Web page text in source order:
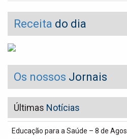
Receita do dia
Os nossos Jornais
Últimas Notícias
Educação para a Saúde – 8 de